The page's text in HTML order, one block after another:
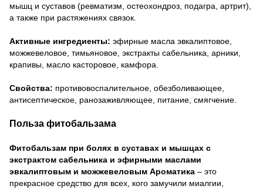
мышц и суставов (ревматизм, остеохондроз, подагра, артрит),
а также при растяжениях связок.
Активные ингредиенты: эфирные масла эвкалиптовое,
можжевеловое, тимьяновое, экстракты сабельника, арники,
крапивы, масло касторовое, камфора.
Свойства: противовоспалительное, обезболивающее,
антисептическое, ранозаживляющее, питание, смягчение.
Польза фитобальзама
Фитобальзам при болях в суставах и мышцах с
экстрактом сабельника и эфирными маслами
эвкалиптовым и можжевеловым Ароматика – это
прекрасное средство для всех, кого замучили миалгии,